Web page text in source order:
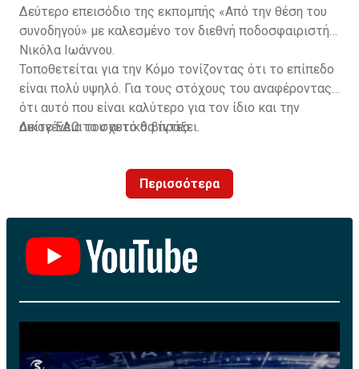
- Μεταφορά με τις αποσκευές από το ξενοδοχείο στο
γήπεδο στο Νόβι Σαντ και ακολούθως μεταφορά μετά
το τέλος του αγώνα στο αεροδρόμιο Βελιγραδίου για
την επιστροφή
- Ελληνόφωνος τοπικός συνοδός από το αεροδρόμιο
στο ξενοδοχείο, από το ξενοδοχείο στο γήπεδο, στον
- Ελληνόφωνος ξεναγός κατά την ξενάγηση στο
Εισιτήριο του αγώνα εξασφαλισμένο,
συμπεριλαμβάνεται στην τιμή
Δεύτερο επεισόδιο της εκπομπής «Από την θέση του
συνοδηγού» με καλεσμένο τον διεθνή ποδοσφαιριστή
Νικόλα Ιωάννου.
Τοποθετείται για την Κόμο τονίζοντας ότι το επίπεδο
είναι πολύ υψηλό. Για τους στόχους του αναφέροντας
ότι αυτό που είναι καλύτερο για τον ίδιο και την
οικογένεια του αυτό θα πράξει.
ΔείτεΕΔΩτο σχετικό βίντεο.
Περισσότερα